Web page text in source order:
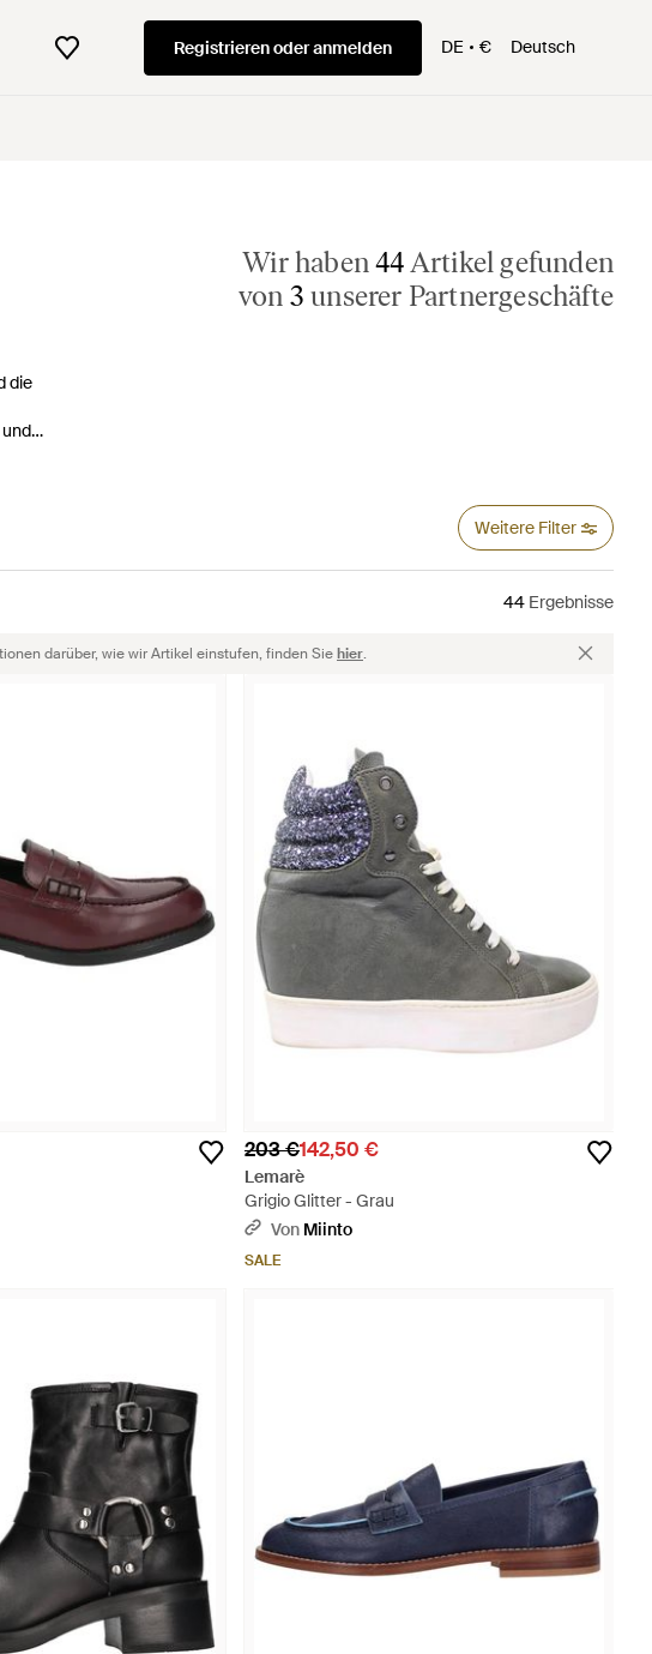
Registrieren oder anmelden DE € Deutsch
die
Wir haben44Artikel gefunden
von 3 unserer Partnergeschäfte
Weitere Filter
44 Ergebnisse
darüber, wie wir Artikel einstufen, finden Siehier.
203 €142,50 €
Lemarè
Grigio Glitter - Grau
Von Miinto
SALE